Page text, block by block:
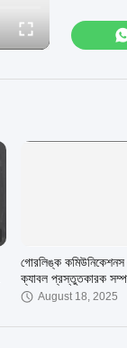
গোরলিঙ্ক
ক্যাবল প্রস্তুতকারক
August 18, 2025